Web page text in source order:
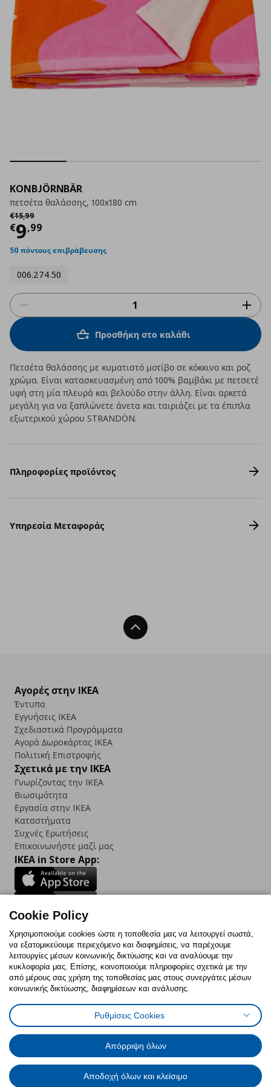
KONBJÖRNBÄR
πετσέτα θαλάσσης, 100x180 cm
€15,99
Αρχική τιμή
€9,99
Τρέχουσα τιμή
50 πόντους επιβράβευσης
006.274.50
Προσθήκη στο καλάθι
Πετσέτα θαλάσσης με κυματιστό μοτίβο σε κόκκινο και ροζ
χρώμα. Είναι κατασκευασμένη από 100% βαμβάκι με πετσετέ
υφή στη μία πλευρά και βελούδο στην άλλη. Είναι αρκετά
μεγάλη για να ξαπλώνετε άνετα και ταιριάζει με τα έπιπλα
εξωτερικού χώρου STRANDÖN.
Πληροφορίες προϊόντος
Υπηρεσία Μεταφοράς
Back To Top
Αγορές στην IKEA
Έντυπα
Εγγυήσεις IKEA
Σχεδιαστικά Προγράμματα
Αγορά Δωρoκάρτας IKEA
Πολιτική Επιστροφής
Σχετικά με την IKEA
Γνωρίζοντας την IKEA
Βιωσιμότητα
Εργασία στην IKEA
Καταστήματα
Συχνές Ερωτήσεις
Επικοινωνήστε μαζί μας
IKEA in Store App:
Follow us:
FacebookInstagram
TikTokYoutubePinterestTwitter
Πολιτική CookiesΔήλωση ψηφιακής προσβασιμότητας
Έντυπο Επιστροφής / ΑκύρωσηςΡυθμίσεις cookiesΌροι Χρήσης
Γενική Πολιτική Προσωπικών Δεδομένων
Πολιτική Προσωπικών Δεδομένων για IKEA.com.cy
Cookie Policy
Χρησιμοποιούμε cookies ώστε η τοποθεσία μας να λειτουργεί σωστά,
να εξατομικεύουμε περιεχόμενο και διαφημίσεις, να παρέχουμε
λειτουργίες μέσων κοινωνικής δικτύωσης και να αναλύουμε την
κυκλοφορία μας. Επίσης, κοινοποιούμε πληροφορίες σχετικά με την
από μέρους σας χρήση της τοποθεσίας μας στους συνεργάτες μέσων
κοινωνικής δικτύωσης, διαφημίσεων και ανάλυσης.
Ρυθμίσεις Cookies
Απόρριψη όλων
Αποδοχή όλων και κλείσιμο